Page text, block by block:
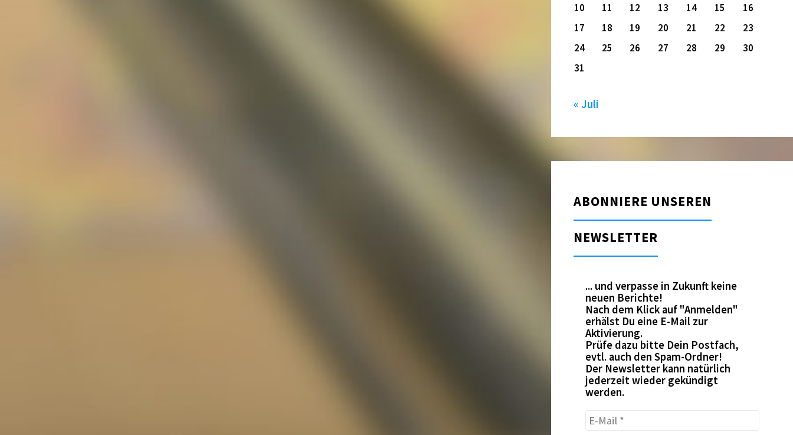
10
11 12 13 14 15
16
17
18 19 20 21 22
23
24
25 26 27 28 29
30
31
« Juli
ABONNIERE UNSEREN
NEWSLETTER
... und verpasse in Zukunft keine
neuen Berichte!
Nach dem Klick auf "Anmelden"
erhälst Du eine E-Mail zur
Aktivierung.
Prüfe dazu bitte Dein Postfach,
evtl. auch den Spam-Ordner!
Der Newsletter kann natürlich
jederzeit wieder gekündigt
werden.
E-
Mail